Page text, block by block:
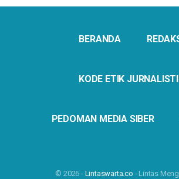
BERANDA
KODE ETIK
PEDOMAN MEDIA SIBER
© 2026 - Lintaswarta.co - Lintas